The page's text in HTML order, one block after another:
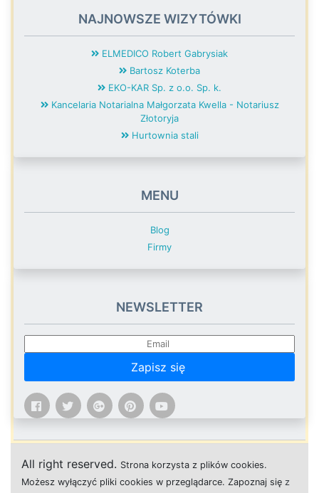
NAJNOWSZE WIZYTÓWKI
ELMEDICO Robert Gabrysiak
Bartosz Koterba
EKO-KAR Sp. z o.o. Sp. k.
Kancelaria Notarialna Małgorzata Kwella - Notariusz
Złotoryja
Hurtownia stali
MENU
Blog
Firmy
NEWSLETTER
Zapisz się
All right reserved. Strona korzysta z plików cookies.
Możesz wyłączyć pliki cookies w przeglądarce. Zapoznaj się z